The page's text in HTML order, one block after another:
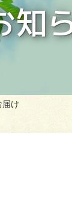
知
届け